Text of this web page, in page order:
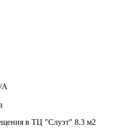
А
в ТЦ "Слуэт" 8.3 м2